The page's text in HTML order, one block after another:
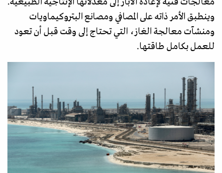
وينطبق الأمر ذاته على المصافي ومصانع البتروكيماويات
ومنشآت معالجة الغاز، التي تحتاج إلى وقت قبل أن تعود
للعمل بكامل طاقتها.